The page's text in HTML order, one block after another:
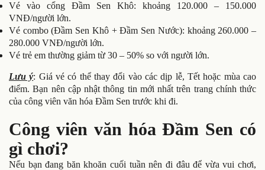
Vé vào cổng Đầm Sen Khô: khoảng 120.000 – 150.000
VNĐ/người lớn.
Vé combo (Đầm Sen Khô + Đầm Sen Nước): khoảng 260.000 –
280.000 VNĐ/người lớn.
Vé trẻ em thường giảm từ 30 – 50% so với người lớn.
Lưu ý: Giá vé có thể thay đổi vào các dịp lễ, Tết hoặc mùa cao
điểm. Bạn nên cập nhật thông tin mới nhất trên trang chính thức
của công viên văn hóa Đầm Sen trước khi đi.
Công viên văn hóa Đầm Sen có
gì chơi?
Nếu bạn đang băn khoăn cuối tuần nên đi đâu để vừa vui chơi,